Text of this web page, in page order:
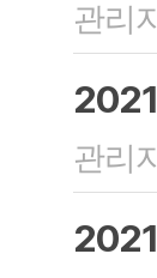
관리
관리